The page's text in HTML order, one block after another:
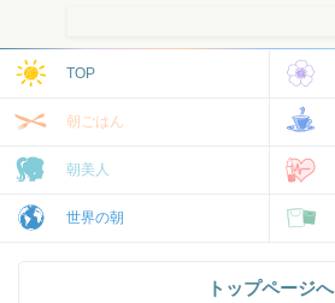
TOP
朝ごはん
朝美人
世界の朝
トップページへ